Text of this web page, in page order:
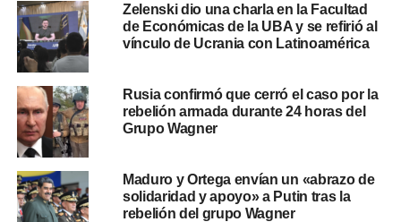
rusos está manchada de sangre.Los principios
olímpicos y la guerra son fundamentalmente opuestos
entre sí», cerró el jefe de Estado ucraniano.
Días atrás, las autoridades delCOIse reunieron para
analizar la inclusión de los atletas rusos y bielorrusos que
fueron suspendidos apenas comenzó el conflicto bélico,
0 0
Zelenski dio una charla en la Facultad
de Económicas de la UBA y se refirió al
vínculo de Ucrania con Latinoamérica
Rusia confirmó que cerró el caso por la
rebelión armada durante 24 horas del
Grupo Wagner
Maduro y Ortega envían un «abrazo de
solidaridad y apoyo» a Putin tras la
rebelión del grupo Wagner